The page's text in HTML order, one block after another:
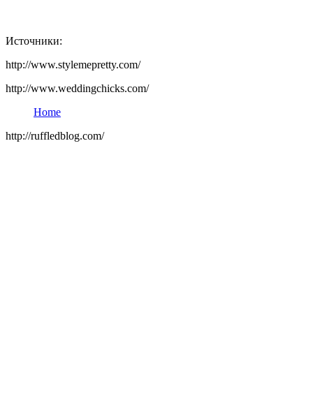
Источники:
http://www.stylemepretty.com/
http://www.weddingchicks.com/
Home
http://ruffledblog.com/